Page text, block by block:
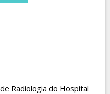
Radiologia do Hospital